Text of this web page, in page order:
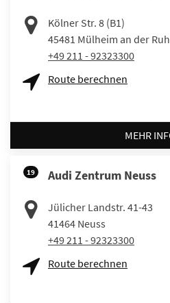
Kölner Str. 8 (B1)
45481 Mülheim an der
+49 211 - 92323300
Route berechnen
MEHR
19 Audi Zentrum Neuss
Jülicher Landstr. 41-43
41464 Neuss
+49 211 - 92323300
Route berechnen